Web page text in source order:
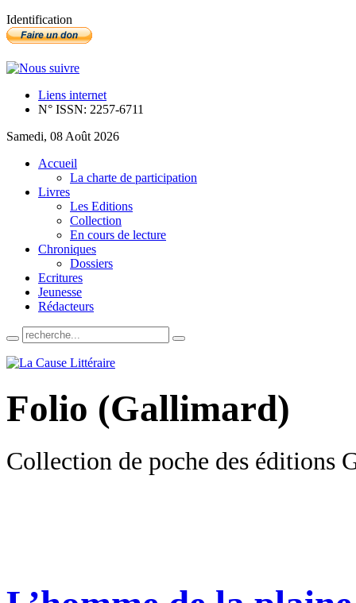
Identification
Liens internet
N° ISSN: 2257-6711
Samedi, 08 Août 2026
Accueil
La charte de participation
Livres
Les Editions
Collection
En cours de lecture
Chroniques
Dossiers
Ecritures
Jeunesse
Rédacteurs
Folio (Gallimard)
Collection de poche des éditions